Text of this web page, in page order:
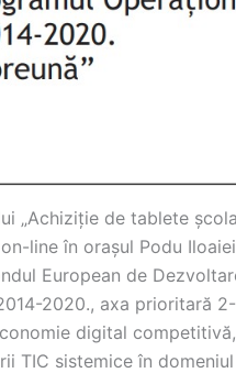
„Achiziție de tablete
line în orașul Podu
European de
2020., axa prioritară 2-
digital
TIC sistemice în